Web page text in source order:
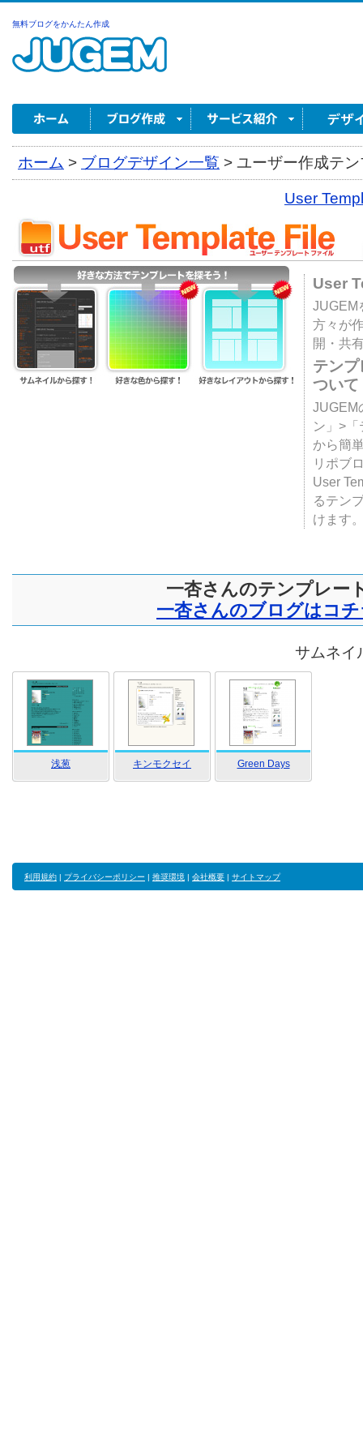
無料ブログをかんたん作成
ホーム > ブログデザイン一覧 > ユーザー作成テ
User
User
JUGEM
方々が
開・共
テン
ついて
JUGEM
ン」>
から簡
リポブ
User
るテン
けます
一杏さんのテンプレー
一杏さんのブログはコ
サムネイ
浅葱 キンモクセイ Green Days
利用規約 | プライバシーポリシー | 推奨環境 | 会社概要 | サイトマップ